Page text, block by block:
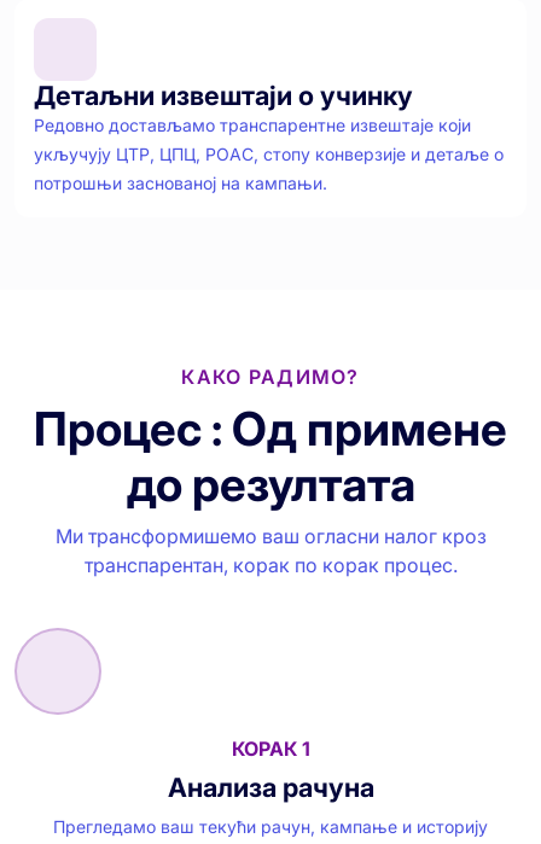
Детаљни извештаји о учинку
Редовно достављамо транспарентне извештаје који
укључују ЦТР, ЦПЦ, РОАС, стопу конверзије и детаље о
потрошњи заснованој на кампањи.
КАКО РАДИМО?
Процес : Од примене
до резултата
Ми трансформишемо ваш огласни налог кроз
транспарентан, корак по корак процес.
КОРАК 1
Анализа рачуна
Прегледамо ваш текући рачун, кампање и историју